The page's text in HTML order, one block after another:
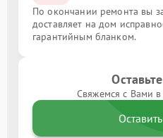
По окончании ремонта вы
доставляет на дом
гарантийным бланком.
Свяжемся с Вами